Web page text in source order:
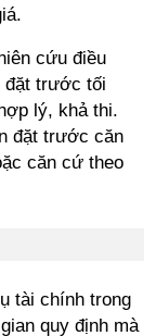
cứu điều
đặt trước tối
lý, khả thi.
đặt trước căn
căn cứ theo
tài chính trong
quy định mà